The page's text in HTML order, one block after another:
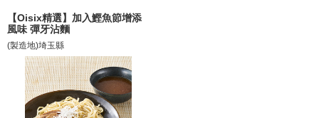
【Oisix精選】加入鰹魚節增添
風味 彈牙沾麵
(製造地)埼玉縣